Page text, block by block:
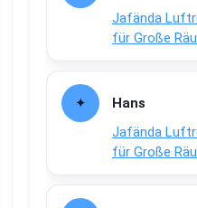
Jafända
für Große
Hans
Jafända
für Große